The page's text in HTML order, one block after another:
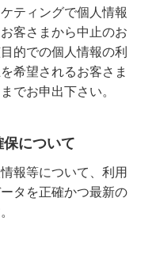
ティングで個人情報
客さまから中止のお
的での個人情報の利
希望されるお客さま
でお申出下さい。
保について
報等について、利用
タを正確かつ最新の